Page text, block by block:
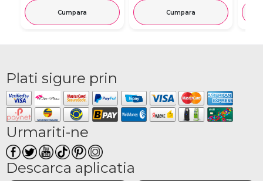
Cumpara Cumpara
Plati sigure prin
Urmariti-ne
Descarca aplicatia